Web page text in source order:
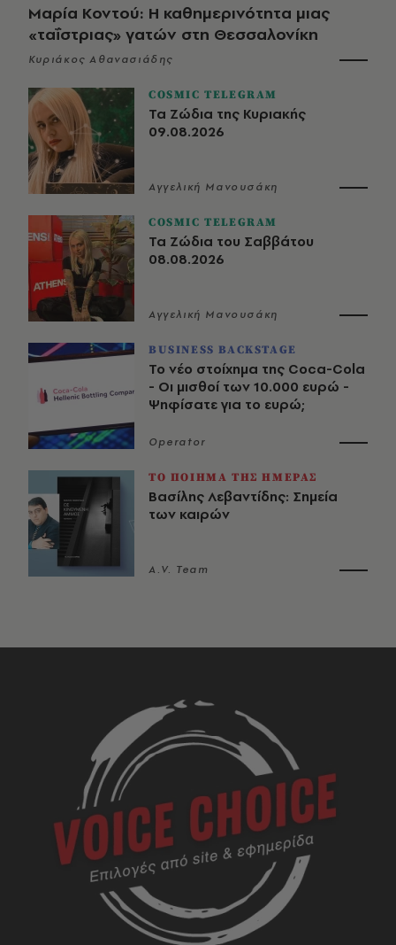
Μαρία Κοντού: Η καθημερινότητα μιας
«ταΐστριας» γατών στη Θεσσαλονίκη
Κυριάκος Αθανασιάδης
COSMIC TELEGRAM
Τα Ζώδια της Κυριακής
09.08.2026
Αγγελική Μανουσάκη
COSMIC TELEGRAM
Τα Ζώδια του Σαββάτου
08.08.2026
Αγγελική Μανουσάκη
BUSINESS BACKSTAGE
Το νέο στοίχημα της Coca-Cola
- Οι μισθοί των 10.000 ευρώ -
Ψηφίσατε για το ευρώ;
Operator
ΤΟ ΠΟΙΗΜΑ ΤΗΣ ΗΜΕΡΑΣ
Βασίλης Λεβαντίδης: Σημεία
των καιρών
A.V. Team